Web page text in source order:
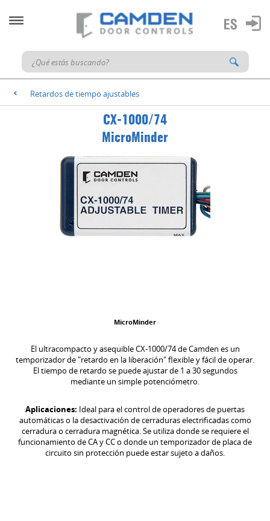
< Retardos de tiempo ajustables
CX-1000/74
MicroMinder
MicroMinder
El ultracompacto y asequible CX-1000/74 de Camden es un
temporizador de "retardo en la liberación" flexible y fácil de operar.
El tiempo de retardo se puede ajustar de 1 a 30 segundos
mediante un simple potenciómetro.
Aplicaciones: Ideal para el control de operadores de puertas
automáticas o la desactivación de cerraduras electrificadas como
cerradura o cerradura magnética. Se utiliza donde se requiere el
funcionamiento de CA y CC o donde un temporizador de placa de
circuito sin protección puede estar sujeto a daños.